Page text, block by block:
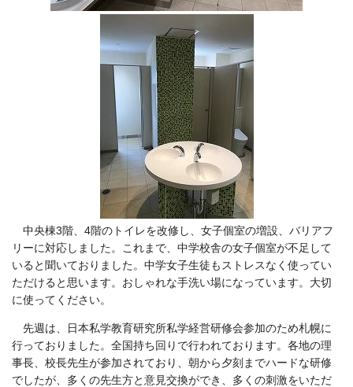
中央棟3階、4階のトイレを改修し、女子個室の増設、バリアフ
リーに対応しました。これまで、中学校舎の女子個室が不足して
いると聞いておりました。中学女子生徒もストレスなく使ってい
ただけると思います。おしゃれな手洗い場になっています。大切
に使ってください。
先週は、日本私学教育研究所私学経営研修会参加のため札幌に
行っておりました。全国持ち回りで行われております。各地の理
事長、校長先生が参加されており、 朝から夕刻までハードな研修
でしたが、多くの先生方と意見交換ができ、多くの刺激をいただ